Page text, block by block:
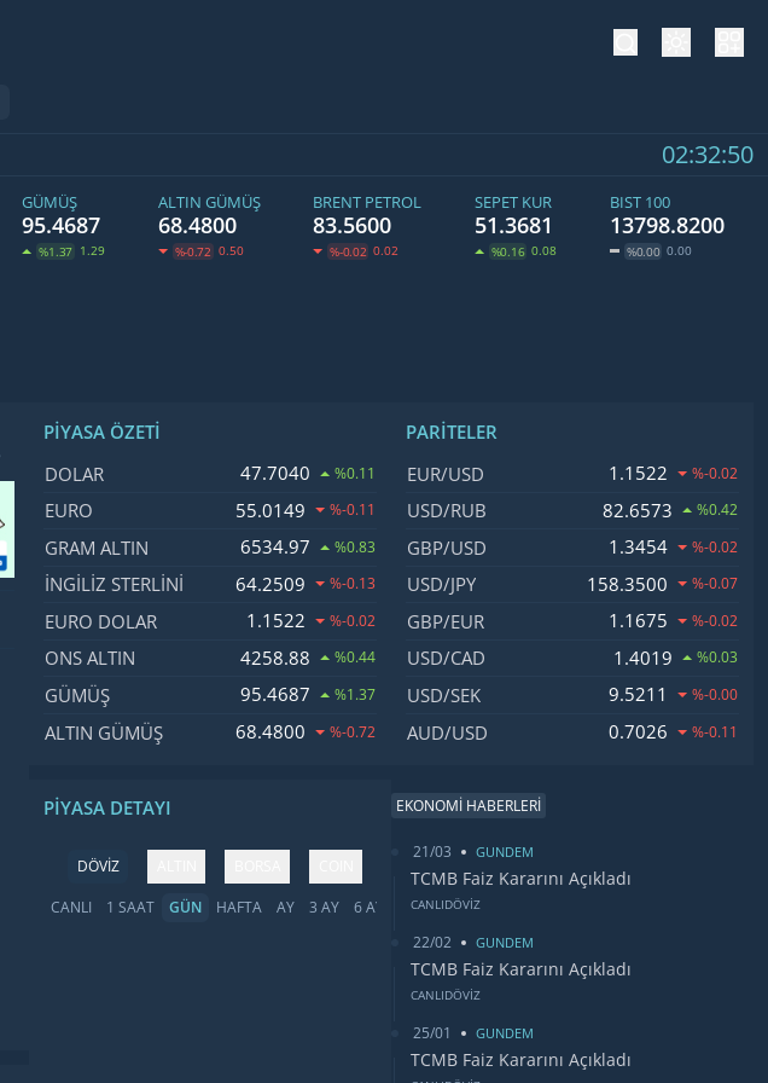
02:32:51
GÜMÜŞ
95.4687
%1.37 1.29
ALTIN GÜMÜŞ
68.4800
%-0.72 0.50
BRENT PETROL
83.5600
%-0.02 0.02
SEPET KUR
51.3681
%0.16 0.08
BIST 100
13798.8200
%0.00 0.00
PIYASA ÖZETI
İsim, Kod Fiyat, Değişim
DOLAR 47.7040 %0.11
EURO 55.0149 %-0.11
GRAM ALTIN 6534.97 %0.83
İNGILIZ STERLINI 64.2509 %-0.13
EURO DOLAR 1.1522 %-0.02
ONS ALTIN 4258.88 %0.44
GÜMÜŞ 95.4687 %1.37
ALTIN GÜMÜŞ 68.4800 %-0.72
PIYASA DETAYI
DÖVİZ
CANLI
1 SAAT GÜN HAFTA AY 3 AY 6 AY YIL 5 YIL TÜMÜ
PARITELER
İsim, Kod Fiyat, Değişim
EUR/USD 1.1522 %-0.02
USD/RUB 82.6573 %0.42
GBP/USD 1.3454 %-0.02
USD/JPY 158.3500 %-0.07
GBP/EUR 1.1675 %-0.02
USD/CAD 1.4019 %0.03
USD/SEK 9.5211 %-0.00
AUD/USD 0.7026 %-0.11
EKONOMİ HABERLERİ
21/03 GUNDEM
TCMB Faiz Kararını Açıkladı
CANLIDÖVİZ
22/02 GUNDEM
TCMB Faiz Kararını Açıkladı
CANLIDÖVİZ
25/01 GUNDEM
TCMB Faiz Kararını Açıkladı